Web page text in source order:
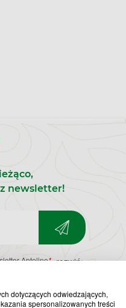
dotyczących odwiedzających,
spersonalizowanych treści
newsletter!
Apteline* rozwiń>